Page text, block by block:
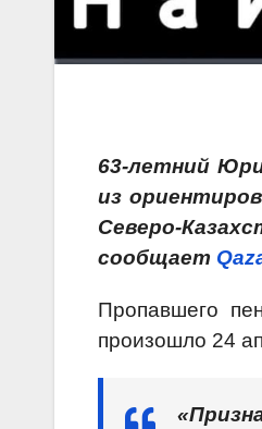
63-летний
из
Северо-
сообщает
Пропавшего
произошло 24